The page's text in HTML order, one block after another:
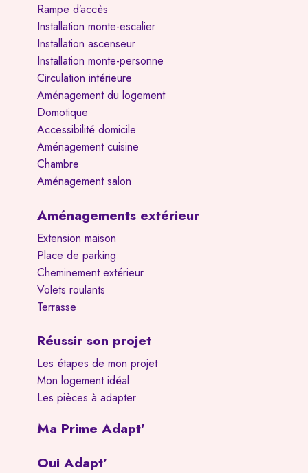
Rampe d’accès
Installation monte-escalier
Installation ascenseur
Installation monte-personne
Circulation intérieure
Aménagement du logement
Domotique
Accessibilité domicile
Aménagement cuisine
Chambre
Aménagement salon
Aménagements extérieur
Extension maison
Place de parking
Cheminement extérieur
Volets roulants
Terrasse
Réussir son projet
Les étapes de mon projet
Mon logement idéal
Les pièces à adapter
Ma Prime Adapt’
Oui Adapt’